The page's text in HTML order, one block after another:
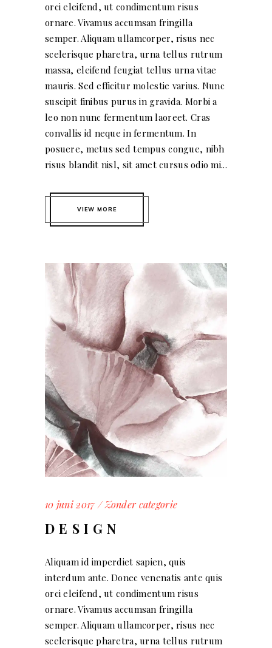
orci eleifend, ut condimentum risus
ornare. Vivamus accumsan fringilla
semper. Aliquam ullamcorper, risus nec
scelerisque pharetra, urna tellus rutrum
massa, eleifend feugiat tellus urna vitae
mauris. Sed efficitur molestie varius. Nunc
suscipit finibus purus in gravida. Morbi a
leo non nunc fermentum laoreet. Cras
convallis id neque in fermentum. In
posuere, metus sed tempus congue, nibh
risus blandit nisl, sit amet cursus odio mi...
VIEW MORE
10 juni 2017 Zonder categorie
DESIGN
Aliquam id imperdiet sapien, quis
interdum ante. Donec venenatis ante quis
orci eleifend, ut condimentum risus
ornare. Vivamus accumsan fringilla
semper. Aliquam ullamcorper, risus nec
scelerisque pharetra, urna tellus rutrum